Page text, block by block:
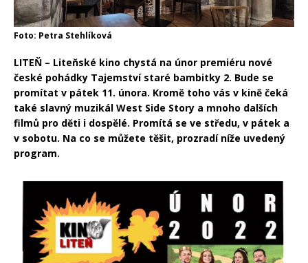
Foto: Petra Stehlíková
LITEŇ – Liteňské kino chystá na únor premiéru nové
české pohádky Tajemství staré bambitky 2. Bude se
promítat v pátek 11. února. Kromě toho vás v kině čeká
také slavný muzikál West Side Story a mnoho dalších
filmů pro děti i dospělé. Promítá se ve středu, v pátek a
v sobotu. Na co se můžete těšit, prozradí níže uvedený
program.